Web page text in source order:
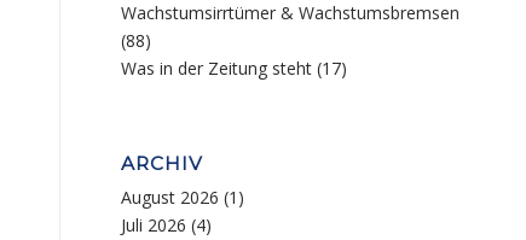
Wachstumsirrtümer & Wachstumsbremsen
(88)
Was in der Zeitung steht (17)
ARCHIV
August 2026 (1)
Juli 2026 (4)